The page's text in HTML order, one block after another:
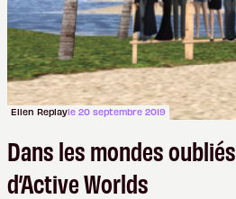
Ellen Replayle 20 septembre 2019
Dans les mondes oubliés
d’Active Worlds